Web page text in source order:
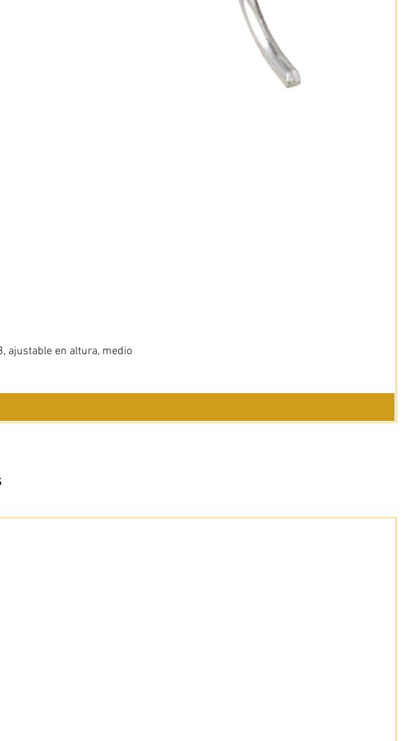
ajustable en altura, medio